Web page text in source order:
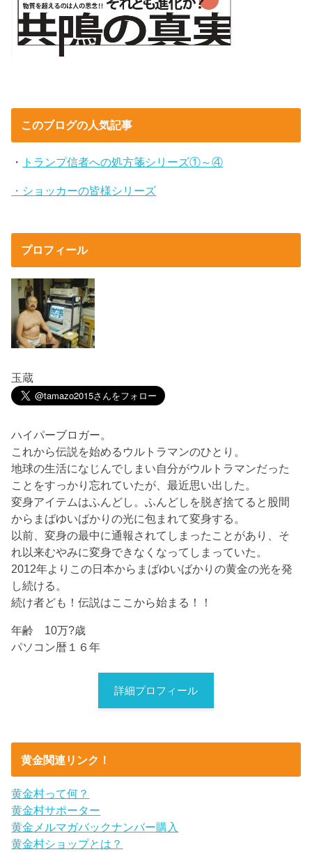
このブログの人気記事
・ トランプ信者への処方箋シリーズ①～④
・ショッカーの皆様シリーズ
プロフィール
玉蔵
ハイパーブロガー。
これから伝説を始めるウルトラマンのひとり。
地球の生活になじんでしまい自分がウルトラマンだった
ことをすっかり忘れていたが、最近思い出した。
変身アイテムはふんどし。ふんどしを脱ぎ捨てると股間
からまばゆいばかりの光に包まれて変身する。
以前、変身の最中に通報されてしまったことがあり、そ
れ以来むやみに変身できなくなってしまっていた。
2012年よりこの日本からまばゆいばかりの黄金の光を発
し続ける。
続け者ども！伝説はここから始まる！！
年齢 10万?歳
パソコン暦１６年
詳細プロフィール
黄金関連リンク！
黄金村って何？
黄金村サポーター
黄金メルマガバックナンバー購入
黄金村ショップとは？